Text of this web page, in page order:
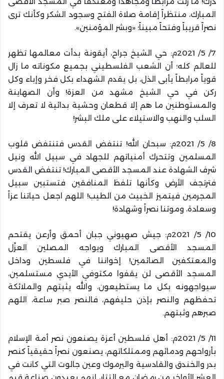
المبارك، منتظراً إقامة صلاة الفتح وسجود الشكر وكأنك ترى
نصراً قريباً وفتحاً مبيناً؛ «وبشر المؤمنين».
7/ 5/ 2021م: حي الشيخ جراح، أيقونة بدأت معالمها تظهر
للعالم كله؛ أن الشعب الفلسطيني بجميع مكوناته ما زال
قوياً مرابطاً يأبى الذل، بل يقدم الشهداء بكل فخر وإباء وكل
ركن في حي الشيخ مشهد من العزة! وأن الصهاينة
والمستوطنين ما هم إلا قطعان وحشية بدائية لا تعرف إلا
السلب والنهب والاستيلاء على ملك البشر!
8/ 5/ 2021م: سبحان الله! تنتفض القدس فتنتفض قلوب
المسلمين وتتحرك أمنياتهم للجهاد في سبيل الله ونيل
شرف الشهادة عند المسجد الأقصى المبارك! تنتفض القدس
فترتجف الأرض وكأنها تلفظ المنافقين فتستبين سبيل
المجرمين فيتميز الخبيث من الطيب! اللهم اجعل حياتنا عزاً
وسعادة، وموتنا نصراً وشهادة!
10/ 5/ 2021م: جيش صهيوني جبان أحمق وأرعن يقتحم
المسجد الأقصى المبارك ويواجه المصلين العزّل
والمعتكفين الصائمين! إخواننا في فلسطين وداخل
المسجد الأقصى لن يقفوا مكتوفي الأيدي مستسلمين،
سيواجهونه بكل ما يستطيعون، والله يثبتهم والملائكة
تحفظهم والنصر بإذن حليفهم، فالنصر صبر ساعة، اللهم
صبرهم وثبتهم.
11/ 5/ 2021م: أهل فلسطين أعزة يصنعون نصر أمة الإسلام
بأرواحهم ودمائهم وممتلكاتهم، يصنعون نصراً حقيقياً كنصر
بدر والخندق والقادسية واليرموك وعين جالوت التي كانت في